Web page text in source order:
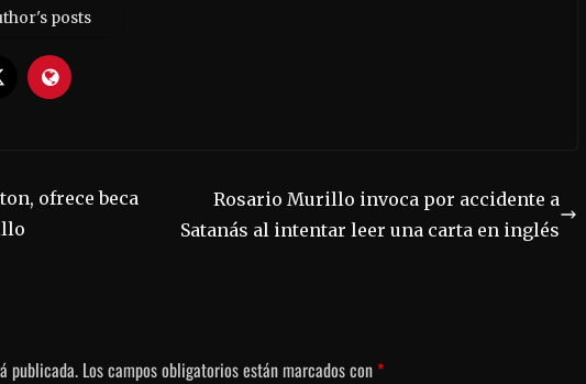
posts
ofrece beca
Rosario Murillo invoca por accidente a
Satanás al intentar leer una carta en inglés
publicada. Los campos obligatorios están marcados con *